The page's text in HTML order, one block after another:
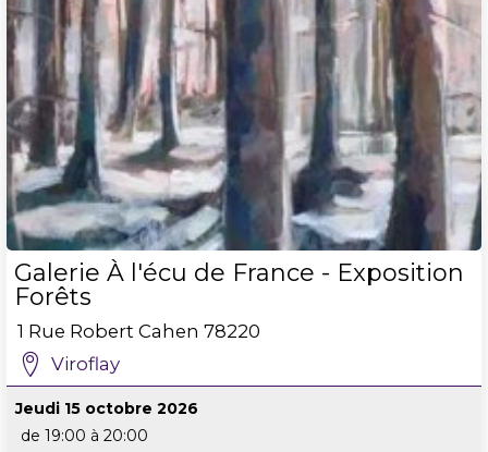
Galerie À l'écu de France - Exposition
Forêts
1 Rue Robert Cahen 78220
Viroflay
Jeudi 15 octobre 2026
de 19:00 à 20:00